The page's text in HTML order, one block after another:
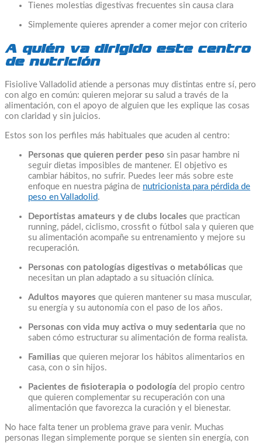
Tienes molestias digestivas frecuentes sin causa clara
Simplemente quieres aprender a comer mejor con criterio
A quién va dirigido este centro
de nutrición
Fisiolive Valladolid atiende a personas muy distintas entre sí, pero
con algo en común: quieren mejorar su salud a través de la
alimentación, con el apoyo de alguien que les explique las cosas
con claridad y sin juicios.
Estos son los perfiles más habituales que acuden al centro:
Personas que quieren perder peso sin pasar hambre ni
seguir dietas imposibles de mantener. El objetivo es
cambiar hábitos, no sufrir. Puedes leer más sobre este
enfoque en nuestra página de nutricionista para pérdida de
peso en Valladolid .
Deportistas amateurs y de clubs locales que practican
running, pádel, ciclismo, crossfit o fútbol sala y quieren que
su alimentación acompañe su entrenamiento y mejore su
recuperación.
Personas con patologías digestivas o metabólicas que
necesitan un plan adaptado a su situación clínica.
Adultos mayores que quieren mantener su masa muscular,
su energía y su autonomía con el paso de los años.
Personas con vida muy activa o muy sedentaria que no
saben cómo estructurar su alimentación de forma realista.
Familias que quieren mejorar los hábitos alimentarios en
casa, con o sin hijos.
Pacientes de fisioterapia o podología del propio centro
que quieren complementar su recuperación con una
alimentación que favorezca la curación y el bienestar.
No hace falta tener un problema grave para venir. Muchas
personas llegan simplemente porque se sienten sin energía, con